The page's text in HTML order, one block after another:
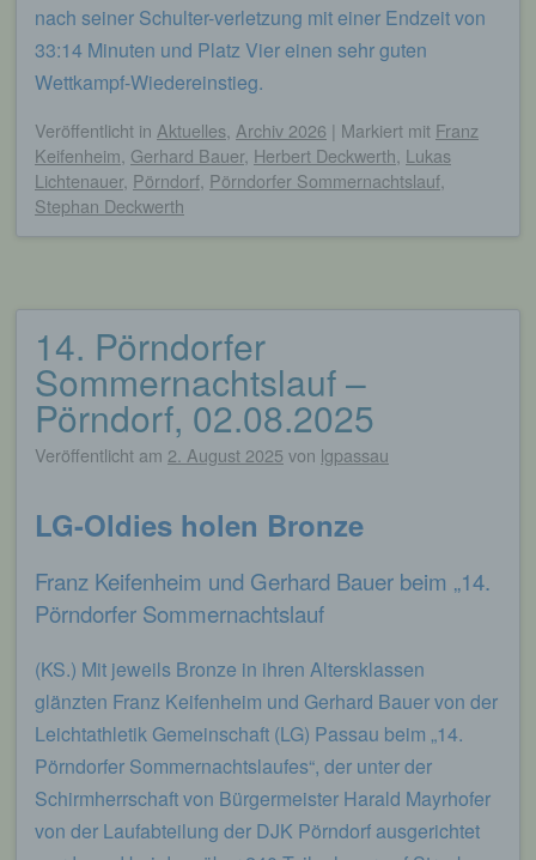
nach seiner Schulter-verletzung mit einer Endzeit von
33:14 Minuten und Platz Vier einen sehr guten
Wettkampf-Wiedereinstieg.
Veröffentlicht in Aktuelles Archiv 2026 | Markiert mit Franz
Keifenheim Gerhard Bauer, Herbert Deckwerth Lukas
Lichtenauer, Pörndorf Pörndorfer Sommernachtslauf
Stephan Deckwerth
14. Pörndorfer
Sommernachtslauf –
Pörndorf, 02.08.2025
Veröffentlicht am 2. August 2025 von lgpassau
LG-Oldies holen Bronze
Franz Keifenheim und Gerhard Bauer beim „14.
Pörndorfer Sommernachtslauf
(KS.) Mit jeweils Bronze in ihren Altersklassen
glänzten Franz Keifenheim und Gerhard Bauer von der
Leichtathletik Gemeinschaft (LG) Passau beim „14.
Pörndorfer Sommernachtslaufes“, der unter der
Schirmherrschaft von Bürgermeister Harald Mayrhofer
von der Laufabteilung der DJK Pörndorf ausgerichtet